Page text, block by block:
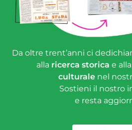
Da oltre trent’anni ci
alla ricerca storica e alla
culturale nel
Sostieni il nostro
e resta